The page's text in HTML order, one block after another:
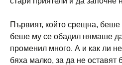
Първият, който срещна,
беше му се обадил нямаше
променил много. А и как ли
бяха малко, за да не оставят